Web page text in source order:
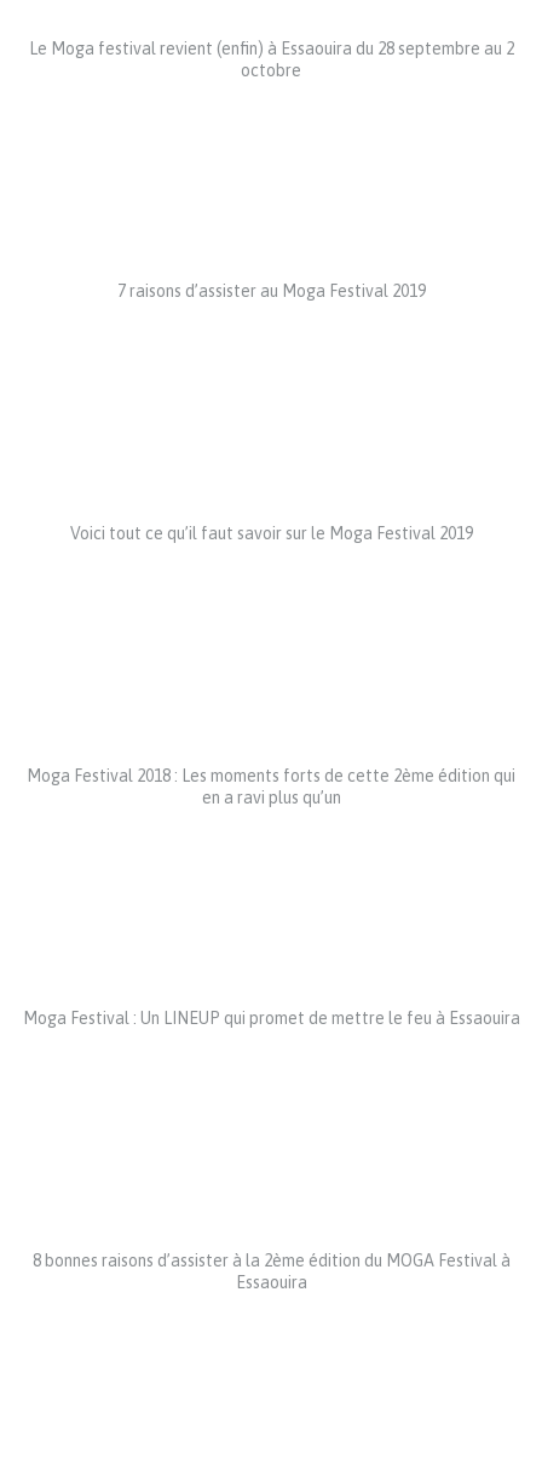
Le Moga festival revient (enfin) à Essaouira du 28 septembre au 2
octobre
7 raisons d’assister au Moga Festival 2019
Voici tout ce qu’il faut savoir sur le Moga Festival 2019
Moga Festival 2018 : Les moments forts de cette 2ème édition qui
en a ravi plus qu’un
Moga Festival : Un LINEUP qui promet de mettre le feu à Essaouira
8 bonnes raisons d’assister à la 2ème édition du MOGA Festival à
Essaouira